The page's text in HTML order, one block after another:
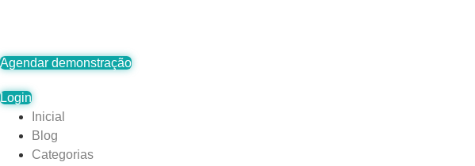
conteúdo
Agendar demonstração
Login
Inicial
Blog
Categorias